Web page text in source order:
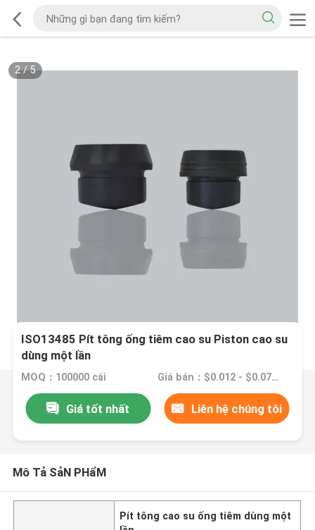
2/5
ISO13485 Pít tông ống tiêm cao su Piston cao su
dùng một lần
MOQ：100000 cái Giá bán：$0.012 - $0.074/pieces
Giá tốt nhất Liên hệ chúng tôi
Mô Tả SảN PHẩM
Pít tông cao su ống tiêm dùng một